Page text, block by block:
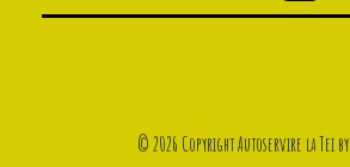
© 2026 Copyright Autoservire la Tei by